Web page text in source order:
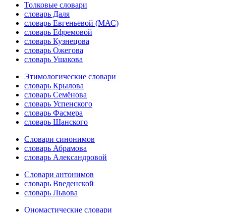
Толковые словари
словарь Даля
словарь Евгеньевой (МАС)
словарь Ефремовой
словарь Кузнецова
словарь Ожегова
словарь Ушакова
Этимологические словари
словарь Крылова
словарь Семёнова
словарь Успенского
словарь Фасмера
словарь Шанского
Словари синонимов
словарь Абрамова
словарь Александровой
Словари антонимов
словарь Введенской
словарь Львова
Ономастические словари